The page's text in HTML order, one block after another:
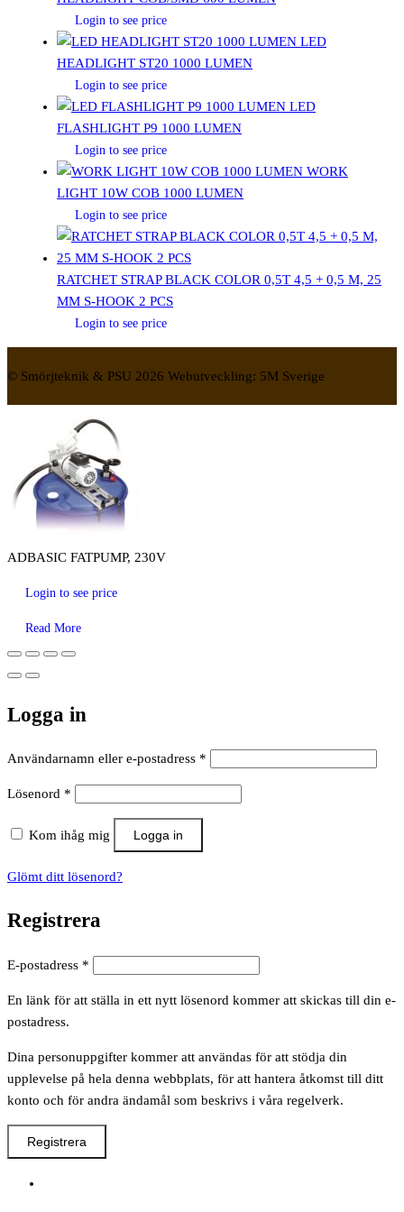
Login to see price
LED
HEADLIGHT ST20 1000 LUMEN
Login to see price
LED
FLASHLIGHT P9 1000 LUMEN
Login to see price
WORK
LIGHT 10W COB 1000 LUMEN
Login to see price
RATCHET STRAP BLACK COLOR 0,5T 4,5 + 0,5 M, 25
MM S-HOOK 2 PCS
Login to see price
© Smörjteknik & PSU 2026 Webutveckling: 5M Sverige
ADBASIC FATPUMP, 230V
Login to see price
Read More
Logga in
Användarnamn eller e-postadress *
Lösenord *
Kom ihåg mig Logga in
Glömt ditt lösenord?
Registrera
E-postadress *
En länk för att ställa in ett nytt lösenord kommer att skickas till din e-
postadress.
Dina personuppgifter kommer att användas för att stödja din
upplevelse på hela denna webbplats, för att hantera åtkomst till ditt
konto och för andra ändamål som beskrivs i våra regelverk.
Registrera